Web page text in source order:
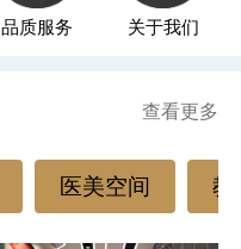
品质服务 关于我们
查看更多
医美空间 教